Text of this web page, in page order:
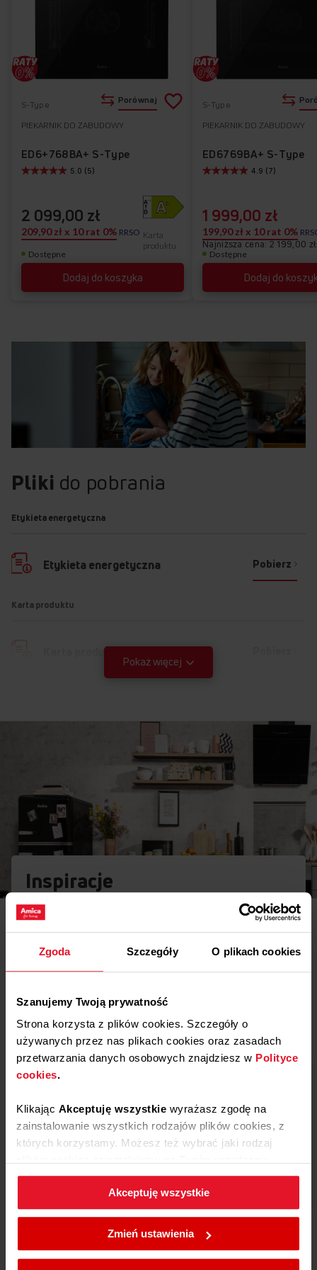
Zgoda Szczegóły O plikach cookies
Szanujemy Twoją prywatność
Strona korzysta z plików cookies. Szczegóły o
używanych przez nas plikach cookies oraz zasadach
przetwarzania danych osobowych znajdziesz w Polityce
cookies.
Klikając Akceptuję wszystkie wyrażasz zgodę na
zainstalowanie wszystkich rodzajów plików cookies, z
których korzystamy. Możesz też wybrać jaki rodzaj
klikającZmień ustawienia.
W każdej chwili możesz zmienić wybrane przez Ciebie
ustawienia plików cookies wchodząc w zakładkę
Akceptuję wszystkie
Zmień ustawienia
Dostępne
S-Type
PIEKARNIK DO ZABUDOWY
ED6+768BA+ S-Type
Dodaj do koszyka
5.0 (5)
Karta
produktu
2 099,00 zł
209,90 zł x 10 rat 0% RRSO
Porównaj Dodaj
ulubionych
Najniższa cena: 2 199,00 zł
Dostępne
S-Type
PIEKARNIK DO ZABUDOWY
ED6769BA+ S-Type
Dodaj do
4.9 (7)
1 999,00 zł
199,90 zł x 10 rat 0%
Pliki do pobrania
Etykieta energetyczna
Etykieta energetyczna Pobierz
Karta produktu
Karta produktu
Ostrzeżenia i informacje dotyczące
Pobierz
Instrukcja obsługi Pobierz
Pokaż więcej
Inspiracje
Potrzebujesz porady? Chcesz trochę więcej poczytać o
może Cię zainteresować!
Opinie
5.0
8opinii klientów
z całego okresu
4
3
Podziel się
swoją opinią o
ED37618B X-TYPE OPENUP